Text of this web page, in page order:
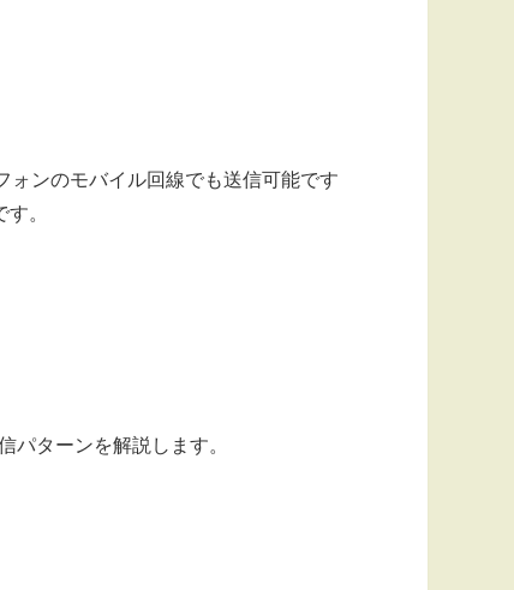
ンのモバイル回線でも送信可能です
。
ターンを解説します。